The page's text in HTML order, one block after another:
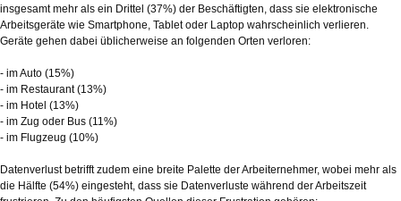
insgesamt mehr als ein Drittel (37%) der Beschäftigten, dass sie elektronische
Arbeitsgeräte wie Smartphone, Tablet oder Laptop wahrscheinlich verlieren.
Geräte gehen dabei üblicherweise an folgenden Orten verloren:
- im Auto (15%)
- im Restaurant (13%)
- im Hotel (13%)
- im Zug oder Bus (11%)
- im Flugzeug (10%)
Datenverlust betrifft zudem eine breite Palette der Arbeiternehmer, wobei mehr als
die Hälfte (54%) eingesteht, dass sie Datenverluste während der Arbeitszeit